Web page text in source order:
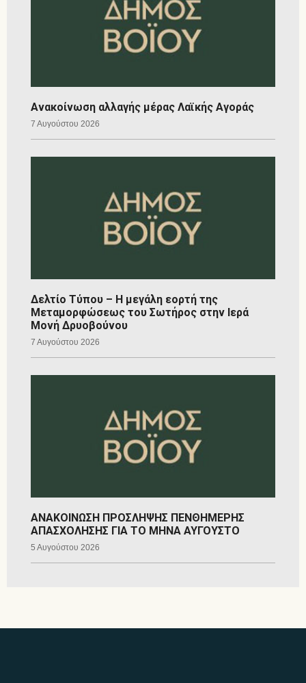
Ανακοίνωση αλλαγής μέρας Λαϊκής Αγοράς
7 Αυγούστου 2026
Δελτίο Τύπου – Η μεγάλη εορτή της
Μεταμορφώσεως του Σωτήρος στην Ιερά
Μονή Δρυοβούνου
7 Αυγούστου 2026
ΑΝΑΚΟΙΝΩΣΗ ΠΡΟΣΛΗΨΗΣ ΠΕΝΘΗΜΕΡΗΣ
ΑΠΑΣΧΟΛΗΣΗΣ ΓΙΑ ΤΟ ΜΗΝΑ ΑΥΓΟΥΣΤΟ
5 Αυγούστου 2026